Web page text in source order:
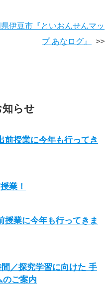
伊豆市『といおんせんマッ
プ あなログ』
>>
知らせ
前授業に今年も行ってき
業！
授業に今年も行ってきま
／探究学習に向けた ⼿
のご案内